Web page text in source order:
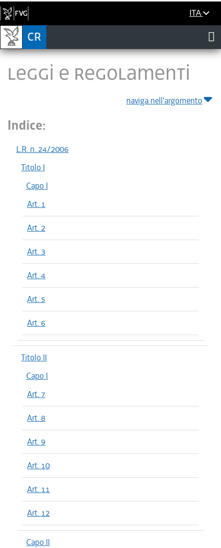
ITA
LEGGI E REGOLAMENTI
naviga nell'argomento
Indice:
L.R. n. 24/2006
Titolo I
Capo I
Art. 1
Art. 2
Art. 3
Art. 4
Art. 5
Art. 6
Titolo II
Capo I
Art. 7
Art. 8
Art. 9
Art. 10
Art. 11
Art. 12
Capo II